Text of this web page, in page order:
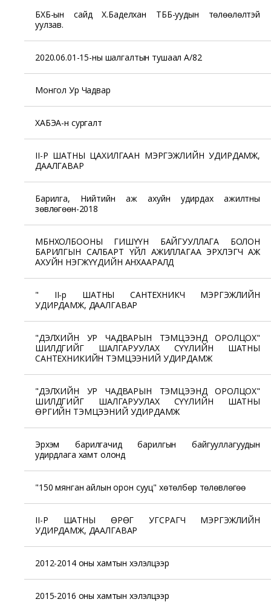
БХБ-ын сайд Х.Баделхан ТББ-уудын төлөөлөлтэй
уулзав.
2020.06.01-15-ны шалгалтын тушаал А/82
Монгол Ур Чадвар
ХАБЭА-н сургалт
II-Р ШАТНЫ ЦАХИЛГААН МЭРГЭЖЛИЙН УДИРДАМЖ,
ДААЛГАВАР
Барилга, Нийтийн аж ахуйн удирдах ажилтны
зөвлөгөөн-2018
МБНХОЛБООНЫ ГИШҮҮН БАЙГУУЛЛАГА БОЛОН
БАРИЛГЫН САЛБАРТ ҮЙЛ АЖИЛЛАГАА ЭРХЛЭГЧ АЖ
АХУЙН НЭГЖҮҮДИЙН АНХААРАЛД
" II-р ШАТНЫ САНТЕХНИКЧ МЭРГЭЖЛИЙН
УДИРДАМЖ, ДААЛГАВАР
"ДЭЛХИЙН УР ЧАДВАРЫН ТЭМЦЭЭНД ОРОЛЦОХ"
ШИЛДГИЙГ ШАЛГАРУУЛАХ СҮҮЛИЙН ШАТНЫ
САНТЕХНИКИЙН ТЭМЦЭЭНИЙ УДИРДАМЖ
"ДЭЛХИЙН УР ЧАДВАРЫН ТЭМЦЭЭНД ОРОЛЦОХ"
ШИЛДГИЙГ ШАЛГАРУУЛАХ СҮҮЛИЙН ШАТНЫ
ӨРГИЙН ТЭМЦЭЭНИЙ УДИРДАМЖ
Эрхэм барилгачид барилгын байгууллагуудын
удирдлага хамт олонд
"150 мянган айлын орон сууц" хөтөлбөр төлөвлөгөө
II-Р ШАТНЫ ӨРӨГ УГСРАГЧ МЭРГЭЖЛИЙН
УДИРДАМЖ, ДААЛГАВАР
2012-2014 оны хамтын хэлэлцээр
2015-2016 оны хамтын хэлэлцээр